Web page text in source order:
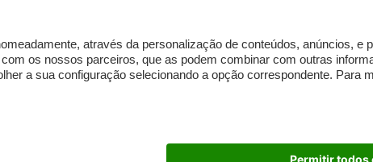
Espuma de Limpeza Facial
Dermocosmética
Rímel
Embalagens